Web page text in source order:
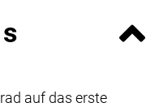
auf das erste